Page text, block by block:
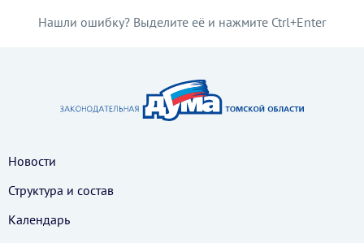
Нашли ошибку? Выделите её и нажмите Ctrl+Enter
Новости
Структура и состав
Календарь